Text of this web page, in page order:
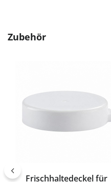
Produktgalerie überspringen
Zubehör
Frischhaltedeckel für